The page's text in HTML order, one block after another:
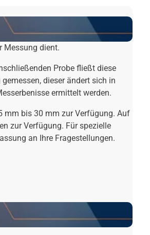
Messung dient.
Probe fließt diese
dieser ändert sich in
ermittelt werden.
mm bis 30 mm zur Verfügung. Auf
zur Verfügung. Für spezielle
an Ihre Fragestellungen.